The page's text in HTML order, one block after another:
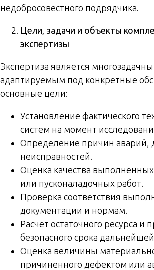
недобросовестного подрядчика.
Цели, задачи и объекты
экспертизы
Экспертиза является
адаптируемым под конкретные
основные цели:
Установление фактического
систем на момент
Определение причин аварий,
неисправностей.
Оценка качества
или пусконаладочных работ.
Проверка соответствия
документации и нормам.
Расчет остаточного ресурса и
безопасного срока
Оценка величины
причиненного дефектом или